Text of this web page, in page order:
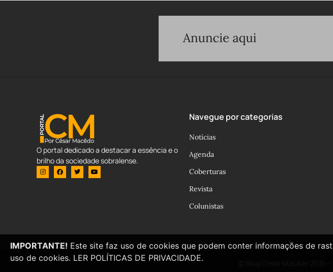
O portal dedicado a destacar a essência e o
brilho da sociedade sobralense.
Navegue por categorias
Notícias
Agenda
Coberturas
Revista
Colunistas
IMPORTANTE! Este site faz uso de cookies que podem conter informações de
uso de cookies. LER POLÍTICAS DE PRIVACIDADE.